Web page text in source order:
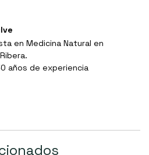
en Medicina Natural en
años de experiencia